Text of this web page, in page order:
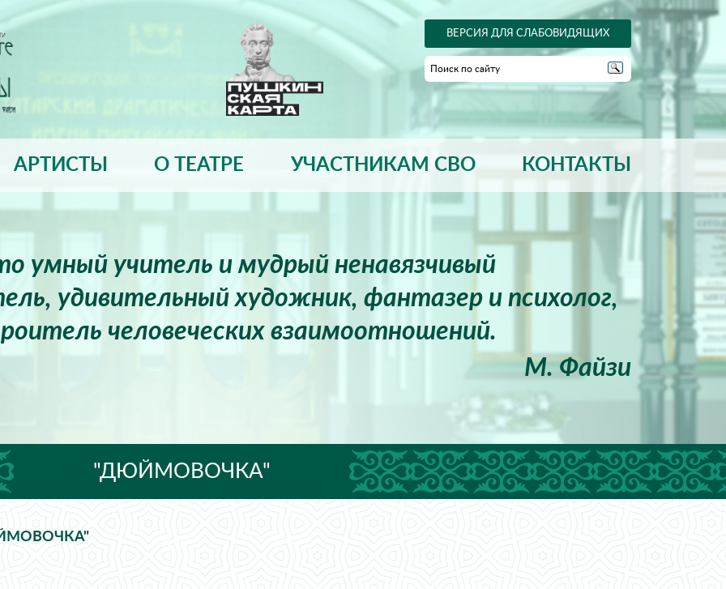
ВЕРСИЯ ДЛЯ СЛАБОВИДЯЩИХ
АРТИСТЫ О ТЕАТРЕ УЧАСТНИКАМ СВО КОНТАКТЫ
умный учитель и мудрый ненавязчивый
удивительный художник, фантазер и психолог,
человеческих взаимоотношений.
М. Файзи
"ДЮЙМОВОЧКА"